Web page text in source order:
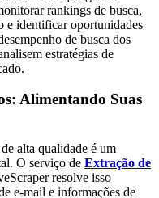
rankings de busca,
e identificar oportunidades
de busca dos
estratégias de
Alimentando Suas
alta qualidade é um
O serviço de Extração de
resolve isso
e-mail e informações de